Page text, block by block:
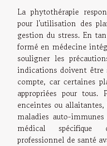
La phytothérapie
pour l'utilisation des
gestion du stress. En
formé en médecine
souligner les
indications doivent être
compte, car certaines
appropriées pour tous.
enceintes ou
maladies auto-
médical
professionnel de santé